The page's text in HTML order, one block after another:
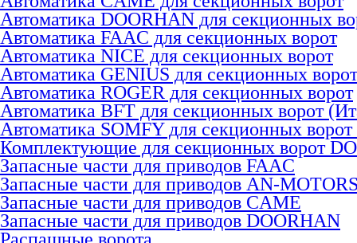
Автоматика DOORHAN для секционных
Автоматика FAAC для секционных ворот
Автоматика NICE для секционных ворот
Автоматика GENIUS для секционных ворот
Автоматика ROGER для секционных ворот
Автоматика BFT для секционных ворот
Автоматика SOMFY для секционных
Комплектующие для секционных ворот
Запасные части для приводов FAAC
Запасные части для приводов AN-
Запасные части для приводов CAME
Запасные части для приводов DOORHAN